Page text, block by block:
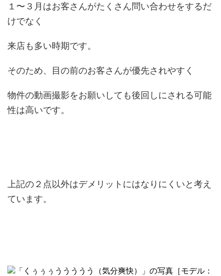
１〜３月はお客さんがたくさん問い合わせをするだ
けでなく
来店も多い時期です。
そのため、目の前のお客さんが優先されやすく
物件の動画撮影をお願いしても後回しにされる可能
性は高いです。
上記の２点以外はデメリットにはなりにくいと考え
ています。